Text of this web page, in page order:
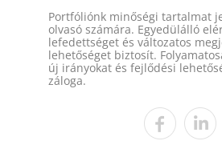
Portfóliónk minőségi tartalmat
olvasó számára. Egyedülálló
lefedettséget és változatos
lehetőséget biztosít.
új irányokat és fejlődési
záloga.